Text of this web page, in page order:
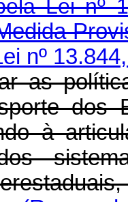
Lei nº
nº
as
dos
à
dos